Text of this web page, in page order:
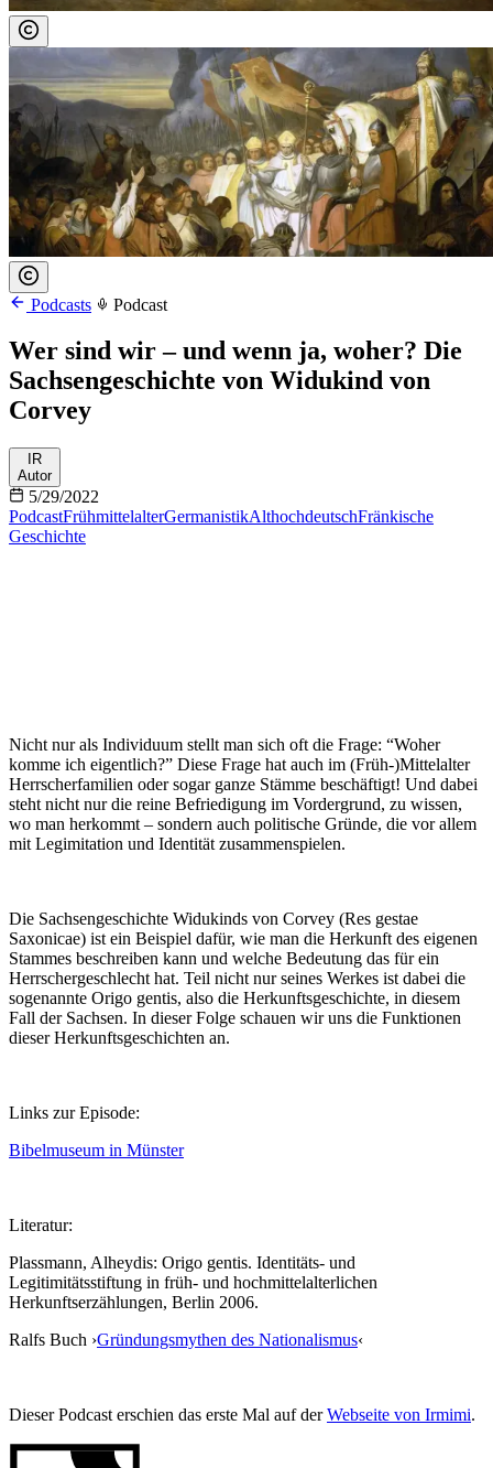
Podcasts Podcast
Wer sind wir – und wenn ja, woher? Die
Sachsengeschichte von Widukind von
Corvey
IR
Autor
5/29/2022
PodcastFrühmittelalterGermanistikAlthochdeutschFränkische
Geschichte
Nicht nur als Individuum stellt man sich oft die Frage: “Woher
komme ich eigentlich?” Diese Frage hat auch im (Früh-)Mittelalter
Herrscherfamilien oder sogar ganze Stämme beschäftigt! Und dabei
steht nicht nur die reine Befriedigung im Vordergrund, zu wissen,
wo man herkommt – sondern auch politische Gründe, die vor allem
mit Legimitation und Identität zusammenspielen.
Die Sachsengeschichte Widukinds von Corvey (Res gestae
Saxonicae) ist ein Beispiel dafür, wie man die Herkunft des eigenen
Stammes beschreiben kann und welche Bedeutung das für ein
Herrschergeschlecht hat. Teil nicht nur seines Werkes ist dabei die
sogenannte Origo gentis, also die Herkunftsgeschichte, in diesem
Fall der Sachsen. In dieser Folge schauen wir uns die Funktionen
dieser Herkunftsgeschichten an.
Links zur Episode:
Bibelmuseum in Münster
Literatur:
Plassmann, Alheydis: Origo gentis. Identitäts‐ und
Legitimitätsstiftung in früh‐ und hochmittelalterlichen
Herkunftserzählungen, Berlin 2006.
Ralfs Buch ›Gründungsmythen des Nationalismus‹
Dieser Podcast erschien das erste Mal auf derWebseite von Irmimi.